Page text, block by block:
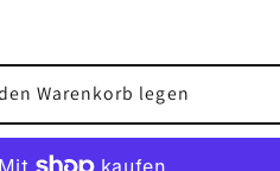
Warenkorb legen